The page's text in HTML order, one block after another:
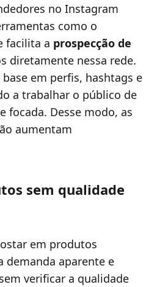
no Instagram
como o
facilita a prospecção de
diretamente nessa rede.
em perfis, hashtags e
a trabalhar o público de
focada. Desse modo, as
aumentam
sem qualidade
em produtos
demanda aparente e
verificar a qualidade